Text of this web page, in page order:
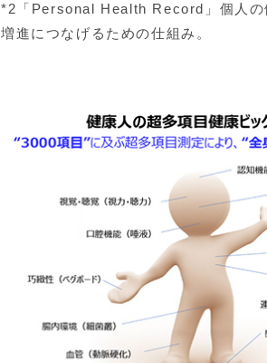
*2「Personal Health Record」個人の
増進につなげるための仕組み。